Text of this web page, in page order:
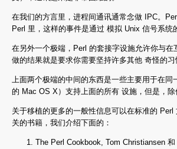
在我们的方言里，进程间通讯通常念做 IPC。
Perl 里，这样的事件是通过 模拟 Unix 信号系统
在另外一个极端，Perl 的套接字设施允许你与
做的结果就是要求你需要坚持许多其他 奇怪的
上面两个极端的中间的东西是一些主要用于在
的 Mac OS X）支持上面的所有 设施，但是，
关于移植的更多的一般性信息可以在标准的
关的书籍，我们介绍下面的：
The Perl Cookbook, Tom Christiansen